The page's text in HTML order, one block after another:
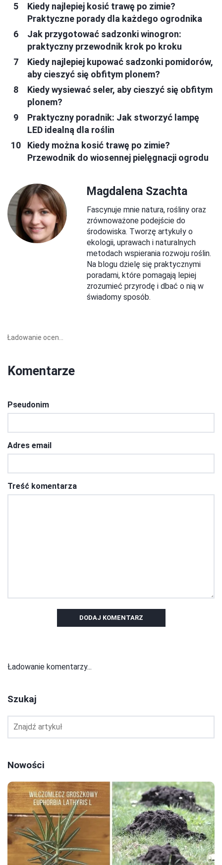
Kiedy najlepiej kosić trawę po zimie?
Praktyczne porady dla każdego ogrodnika
Jak przygotować sadzonki winogron:
praktyczny przewodnik krok po kroku
Kiedy najlepiej kupować sadzonki pomidorów,
aby cieszyć się obfitym plonem?
Kiedy wysiewać seler, aby cieszyć się obfitym
plonem?
Praktyczny poradnik: Jak stworzyć lampę
LED idealną dla roślin
Kiedy można kosić trawę po zimie?
Przewodnik do wiosennej pielęgnacji ogrodu
Magdalena Szachta
Fascynuje mnie natura, rośliny oraz
zrównoważone podejście do
środowiska. Tworzę artykuły o
ekologii, uprawach i naturalnych
metodach wspierania rozwoju roślin.
Na blogu dzielę się praktycznymi
poradami, które pomagają lepiej
zrozumieć przyrodę i dbać o nią w
świadomy sposób.
Ładowanie ocen...
Komentarze
Pseudonim
Adres email
Treść komentarza
DODAJ KOMENTARZ
Ładowanie komentarzy...
Szukaj
Nowości